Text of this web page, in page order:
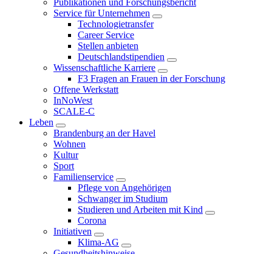
Publikationen und Forschungsbericht
Service für Unternehmen
Technologietransfer
Career Service
Stellen anbieten
Deutschlandstipendien
Wissenschaftliche Karriere
F3 Fragen an Frauen in der Forschung
Offene Werkstatt
InNoWest
SCALE-C
Leben
Brandenburg an der Havel
Wohnen
Kultur
Sport
Familienservice
Pflege von Angehörigen
Schwanger im Studium
Studieren und Arbeiten mit Kind
Corona
Initiativen
Klima-AG